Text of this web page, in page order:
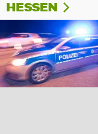
HESSEN